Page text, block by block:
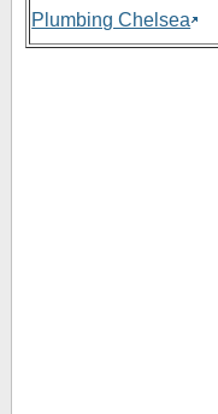
Plumbing Chelsea